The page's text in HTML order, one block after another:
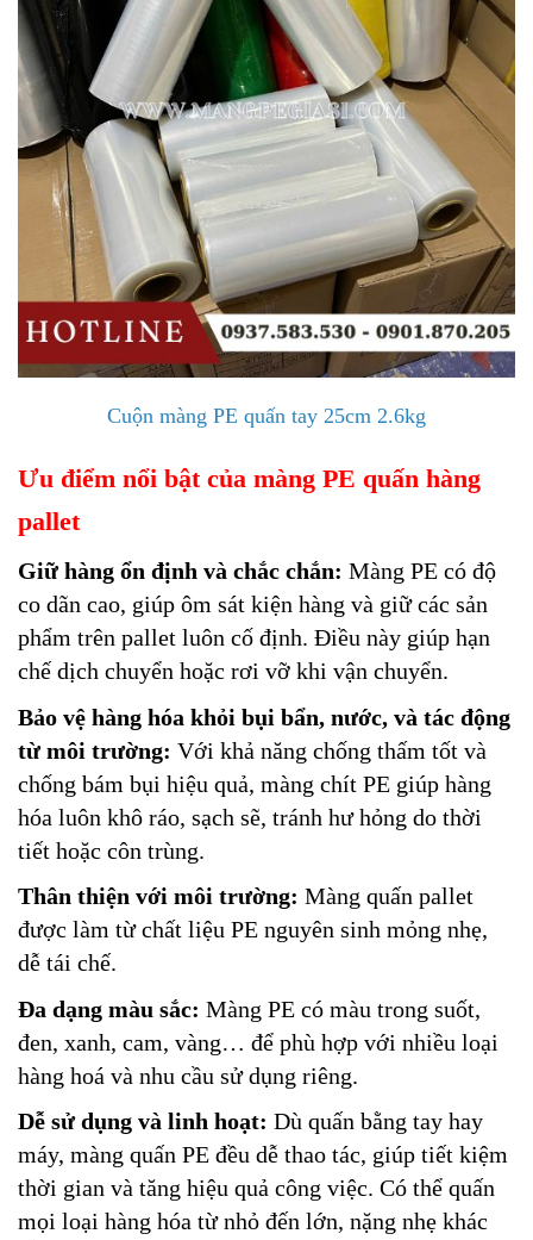
Cuộn màng PE quấn tay 25cm 2.6kg
Ưu điểm nổi bật của màng PE quấn hàng
pallet
Giữ hàng ổn định và chắc chắn: Màng PE có độ
co dãn cao, giúp ôm sát kiện hàng và giữ các sản
phẩm trên pallet luôn cố định. Điều này giúp hạn
chế dịch chuyển hoặc rơi vỡ khi vận chuyển.
Bảo vệ hàng hóa khỏi bụi bẩn, nước, và tác động
từ môi trường: Với khả năng chống thấm tốt và
chống bám bụi hiệu quả, màng chít PE giúp hàng
hóa luôn khô ráo, sạch sẽ, tránh hư hỏng do thời
tiết hoặc côn trùng.
Thân thiện với môi trường: Màng quấn pallet
được làm từ chất liệu PE nguyên sinh mỏng nhẹ,
dễ tái chế.
Đa dạng màu sắc: Màng PE có màu trong suốt,
đen, xanh, cam, vàng… để phù hợp với nhiều loại
hàng hoá và nhu cầu sử dụng riêng.
Dễ sử dụng và linh hoạt: Dù quấn bằng tay hay
máy, màng quấn PE đều dễ thao tác, giúp tiết kiệm
thời gian và tăng hiệu quả công việc. Có thể quấn
mọi loại hàng hóa từ nhỏ đến lớn, nặng nhẹ khác